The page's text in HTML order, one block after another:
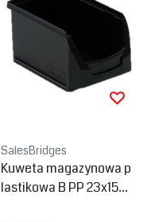
SalesBridges
Kuweta magazynowa p
lastikowa B PP 23x15x1